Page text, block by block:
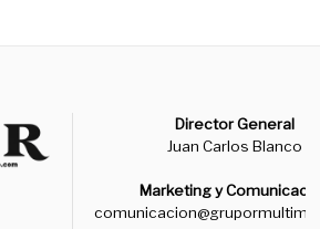
Director General
Juan Carlos Blanco
Marketing y